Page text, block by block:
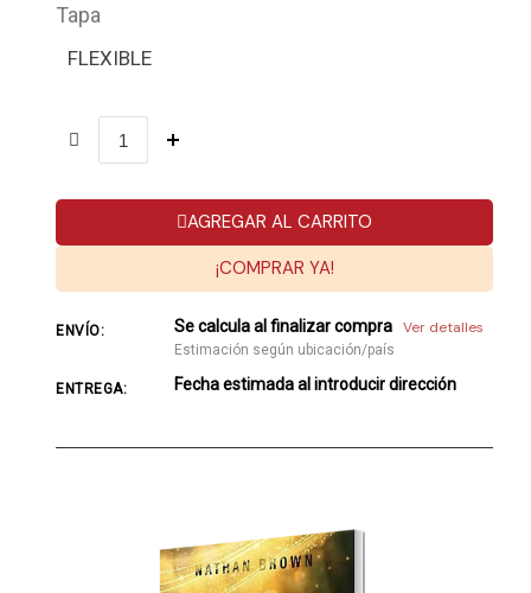
Tapa
FLEXIBLE
AGREGAR AL CARRITO
¡COMPRAR YA!
ENVÍO: Se calcula al finalizar compra Ver detalles
Estimación según ubicación/país
ENTREGA: Fecha estimada al introducir dirección